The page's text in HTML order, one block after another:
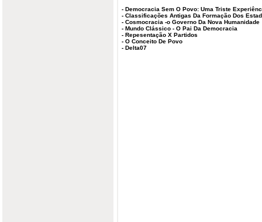
- Democracia Sem O Povo: Uma Triste
- Classificações Antigas Da Formação Dos
- Cosmocracia -o Governo Da Nova Humanidade
- Mundo Clássico - O Pai Da Democracia
- Repesentação X Partidos
- O Conceito De Povo
- Delta07